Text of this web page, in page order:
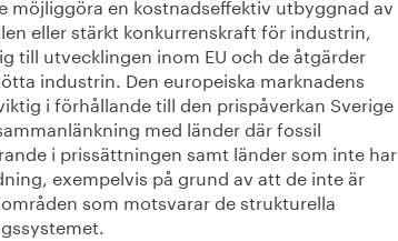
eller stärkt konkurrenskraft för industrin,
till utvecklingen inom EU och de åtgärder
industrin. Den europeiska marknadens
i förhållande till den prispåverkan Sverige
med länder där fossil
i prissättningen samt länder som inte har
exempelvis på grund av att de inte är
som motsvarar de strukturella